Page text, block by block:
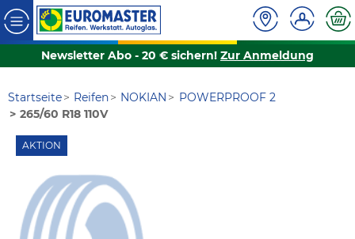
Newsletter Abo - 20 € sichern! Zur Anmeldung
Startseite Reifen NOKIAN
POWERPROOF 2
265/60 R18 110V
AKTION